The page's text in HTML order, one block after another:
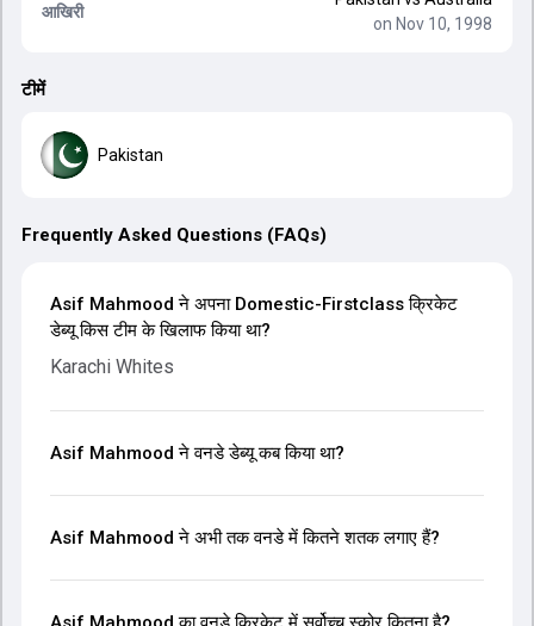
आखिरी
on Nov 10, 1998
टीमें
Pakistan
Frequently Asked Questions (FAQs)
Asif Mahmood ने अपना Domestic-Firstclass क्रिकेट
डेब्यू किस टीम के खिलाफ किया था?
Karachi Whites
Asif Mahmood ने वनडे डेब्यू कब किया था?
Asif Mahmood ने अभी तक वनडे में कितने शतक लगाए हैं?